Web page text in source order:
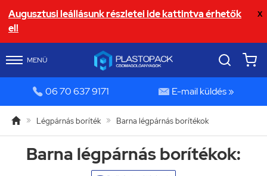
Augusztusi leállásunk részletei ide kattintva érhetők
el!
X
MENÜ
 06 70 637 9171  E-mail küldés »
 » Légpárnás boríték » Barna légpárnás borítékok
Barna légpárnás borítékok: